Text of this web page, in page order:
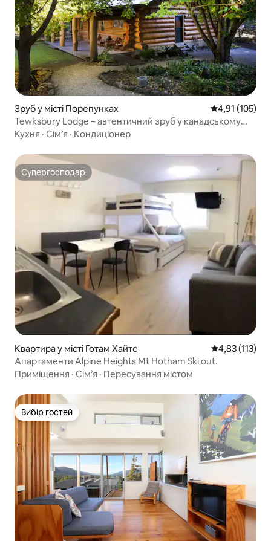
Зруб у місті Порепунках Середня
4,91 (105)
Tewksbury Lodge – автентичний зруб у канадському
стилі
Кухня · Сім’я · Кондиціонер
Супергосподар
Супергосподар
Квартира у місті Готам Хайтс Середня
4,83 (113)
Апартаменти Alpine Heights Mt Hotham Ski out.
Приміщення · Сім’я · Пересування містом
Вибір гостей
Вибір гостей